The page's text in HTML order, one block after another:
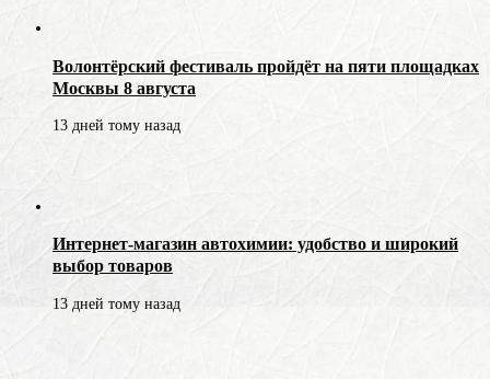
Волонтёрский фестиваль пройдёт на пяти площадках
Москвы 8 августа
13 дней тому назад
Интернет-магазин автохимии: удобство и широкий
выбор товаров
13 дней тому назад